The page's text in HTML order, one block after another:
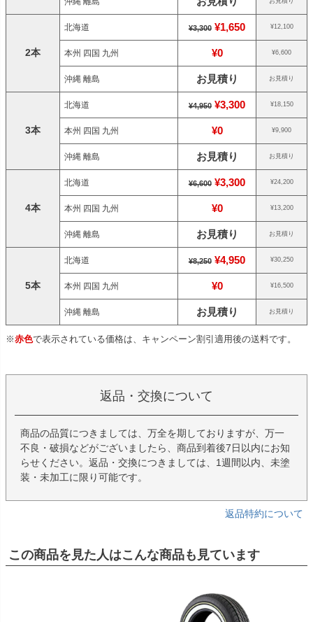
2本
北海道 ¥3,300 ¥1,650 ¥12,100
本州 四国 九州 ¥0 ¥6,600
沖縄 離島 お見積り お見積り
3本
北海道 ¥4,950 ¥3,300 ¥18,150
本州 四国 九州 ¥0 ¥9,900
沖縄 離島 お見積り お見積り
4本
北海道 ¥6,600 ¥3,300 ¥24,200
本州 四国 九州 ¥0 ¥13,200
沖縄 離島 お見積り お見積り
5本
北海道 ¥8,250 ¥4,950 ¥30,250
本州 四国 九州 ¥0 ¥16,500
沖縄 離島 お見積り お見積り
※赤色で表示されている価格は、キャンペーン割引適用後の送料です。
返品・交換について
商品の品質につきましては、万全を期しておりますが、万一
不良・破損などがございましたら、商品到着後7日以内にお知
らせください。返品・交換につきましては、1週間以内、未塗
装・未加工に限り可能です。
返品特約について
この商品を見た人はこんな商品も見ています